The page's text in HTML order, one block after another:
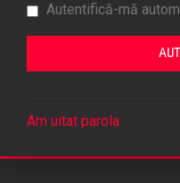
Autentifică-mă
Am uitat parola